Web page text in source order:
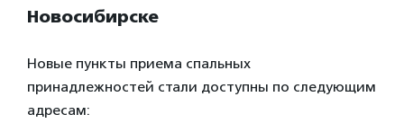
Новосибирске
Новые пункты приема спальных
принадлежностей стали доступны по следующим
адресам: